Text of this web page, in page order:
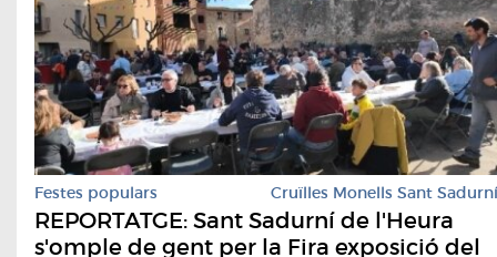
Festes populars Cruïlles Monells Sant Sadurní
REPORTATGE: Sant Sadurní de l'Heura
s'omple de gent per la Fira exposició del